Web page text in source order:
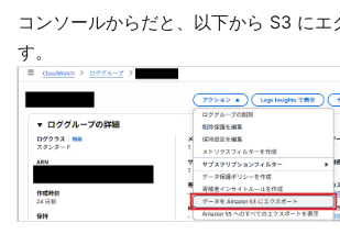
コンソールからだと、以下から S3 にエ
す。